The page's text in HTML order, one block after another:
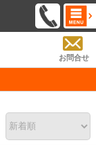
お問合せ